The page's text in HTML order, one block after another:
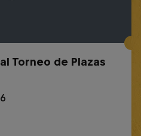
Torneo de Plazas